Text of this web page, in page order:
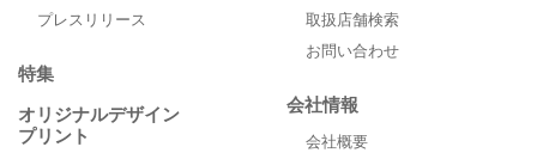
プレスリリース
特集
オリジナルデザイン
プリント
取扱店舗検索
お問い合わせ
会社情報
会社概要